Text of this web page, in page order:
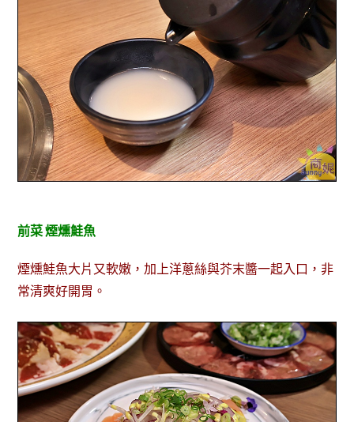
前菜 煙燻鮭魚
煙燻鮭魚大片又軟嫩，加上洋蔥絲與芥末醬一起入口，非
常清爽好開胃。